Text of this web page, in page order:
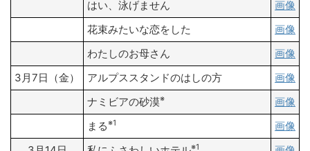
はい、泳げません
画像
花束みたいな恋をした
画像
わたしのお母さん
画像
3月7日（金）
アルプススタンドのはしの方
画像
ナミビアの砂漠※
画像
まる※1
画像
※1